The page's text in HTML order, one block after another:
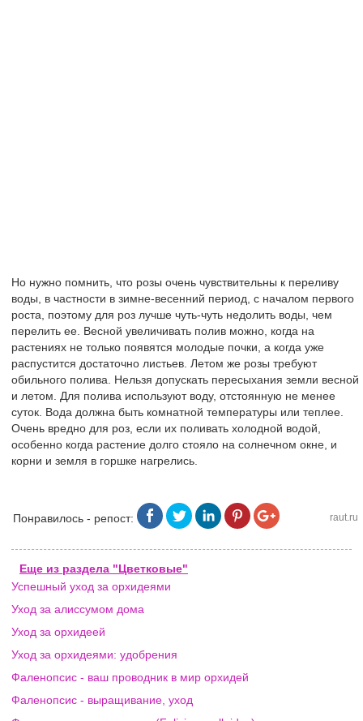
Но нужно помнить, что розы очень чувствительны к переливу
воды, в частности в зимне-весенний период, с началом первого
роста, поэтому для роз лучше чуть-чуть недолить воды, чем
перелить ее. Весной увеличивать полив можно, когда на
растениях не только появятся молодые почки, а когда уже
распустится достаточно листьев. Летом же розы требуют
обильного полива. Нельзя допускать пересыхания земли весной
и летом. Для полива используют воду, отстоянную не менее
суток. Вода должна быть комнатной температуры или теплее.
Очень вредно для роз, если их поливать холодной водой,
особенно когда растение долго стояло на солнечном окне, и
корни и земля в горшке нагрелись.
Понравилось - репост: raut.ru
Еще из раздела "Цветковые"
Успешный уход за орхидеями
Уход за алиссумом дома
Уход за орхидеей
Уход за орхидеями: удобрения
Фаленопсис - ваш проводник в мир орхидей
Фаленопсис - выращивание, уход